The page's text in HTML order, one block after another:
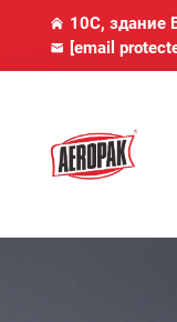
10C, здание
[email